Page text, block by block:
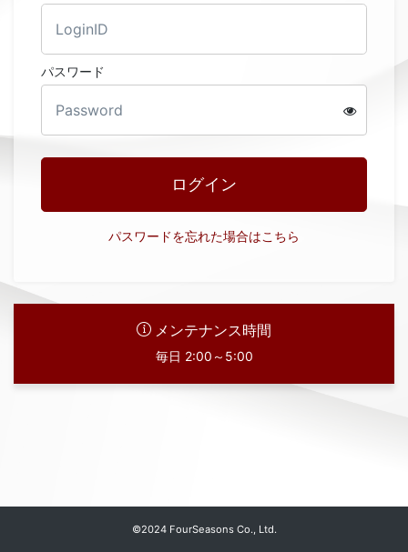
パスワード
ログイン
パスワードを忘れた場合はこちら
メンテナンス時間
毎日 2:00～5:00
©2024 FourSeasons Co., Ltd.